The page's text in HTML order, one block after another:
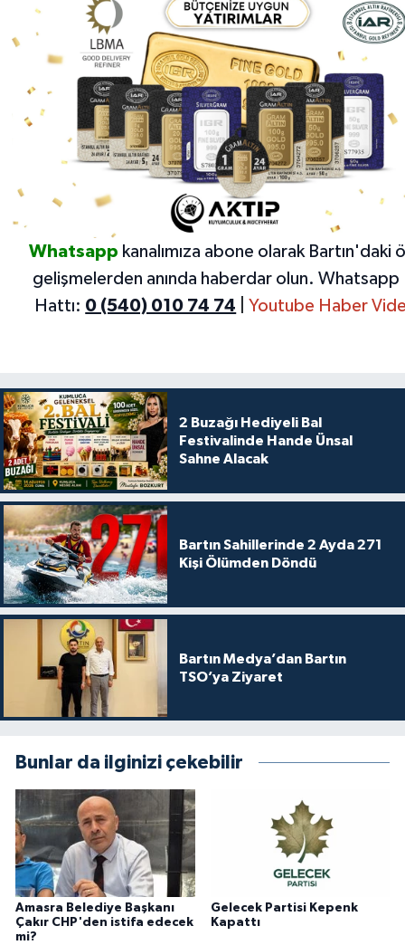
Whatsapp kanalımıza abone olarak Bartın'daki
gelişmelerden anında haberdar olun. Whatsapp
Hattı: 0 (540) 010 74 74 Youtube Haber
2 Buzağı Hediyeli Bal
Festivalinde Hande Ünsal
Sahne Alacak
Bartın Sahillerinde 2 Ayda 271
Kişi Ölümden Döndü
Bartın Medya’dan Bartın
TSO’ya Ziyaret
Bunlar da ilginizi çekebilir
Amasra Belediye Başkanı
Çakır CHP'den istifa edecek
mi?
Gelecek Partisi Kepenk
Kapattı